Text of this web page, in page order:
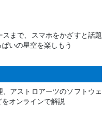
まで、スマホをかざすと話題
いの星空を楽しもう
アストロアーツのソフトウェ
オンラインで解説